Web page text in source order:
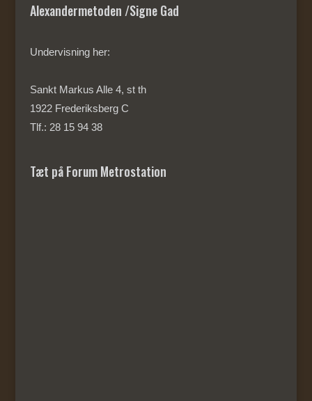
Alexandermetoden /Signe Gad
Undervisning her:
Sankt Markus Alle 4, st th
1922 Frederiksberg C
Tlf.: 28 15 94 38
Tæt på Forum Metrostation